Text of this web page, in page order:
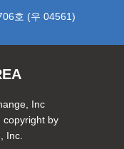
호 (우 04561)
Inc
copyright by
Inc.